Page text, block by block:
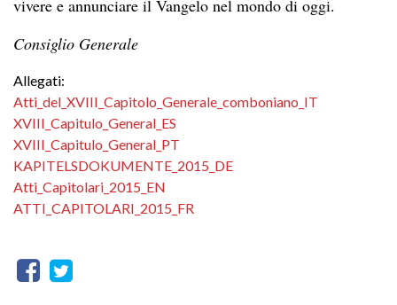
vivere e annunciare il Vangelo nel mondo di oggi.
Consiglio Generale
Allegati:
Atti_del_XVIII_Capitolo_Generale_comboniano_IT
XVIII_Capitulo_General_ES
XVIII_Capitulo_General_PT
KAPITELSDOKUMENTE_2015_DE
Atti_Capitolari_2015_EN
ATTI_CAPITOLARI_2015_FR